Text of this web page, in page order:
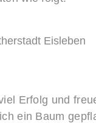
Eisleben
Erfolg und
ein Baum